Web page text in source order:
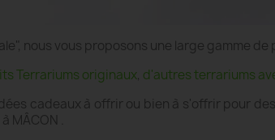
nous vous proposons une large gamme
Terrariums originaux, d'autres terrariums
cadeaux à offrir ou bien à s'offrir pour
.